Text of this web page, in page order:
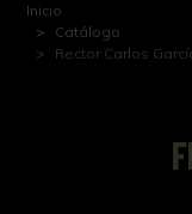
Inicio
Catálogo
Rector Carlos